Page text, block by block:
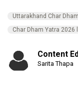
Uttarakhand Char
Char Dham Yatra 2026
Content
Sarita Thapa